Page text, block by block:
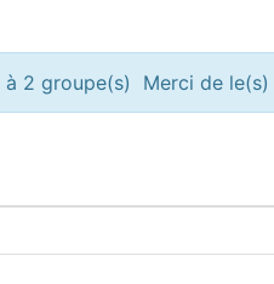
2 groupe(s) Merci de